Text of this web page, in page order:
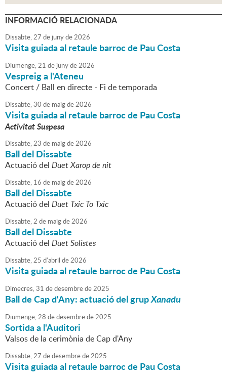
INFORMACIÓ RELACIONADA
Dissabte,27 de junyde2026
Visita guiada al retaule barroc de Pau Costa
Diumenge,21 de junyde2026
Vespreig a l'Ateneu
Concert / Ball en directe - Fi de temporada
Dissabte,30 de maigde2026
Visita guiada al retaule barroc de Pau Costa
Activitat Suspesa
Dissabte,23 de maigde2026
Ball del Dissabte
Actuació del Duet Xarop de nit
Dissabte, 16 de maigde2026
Ball del Dissabte
Actuació del Duet Txic To Txic
Dissabte,2 de maigde2026
Ball del Dissabte
Actuació del Duet Solistes
Dissabte,25 d'abril de2026
Visita guiada al retaule barroc de Pau Costa
Dimecres,31 dedesembrede2025
Ball de Cap d'Any: actuació del grupXanadu
Diumenge,28 dedesembrede2025
Sortida a l'Auditori
Valsos de la cerimònia de Cap d'Any
Dissabte,27 dedesembrede2025
Visita guiada al retaule barroc de Pau Costa